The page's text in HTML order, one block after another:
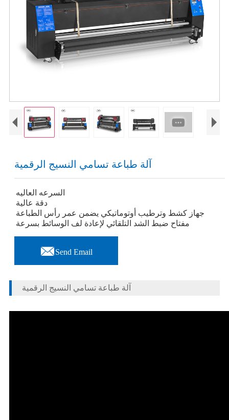
آلة طباعة تسامي النسيج الرقمية
السرعه العاليه
دقة عالية
جهاز كشط وترطيب أوتوماتيكي يضمن عمر رأس الطباعة
مفتاح ضبط الشد التلقائي لإعادة لف الوسائط بسرعة
Send Email
آلة طباعة تسامي النسيج الرقمية